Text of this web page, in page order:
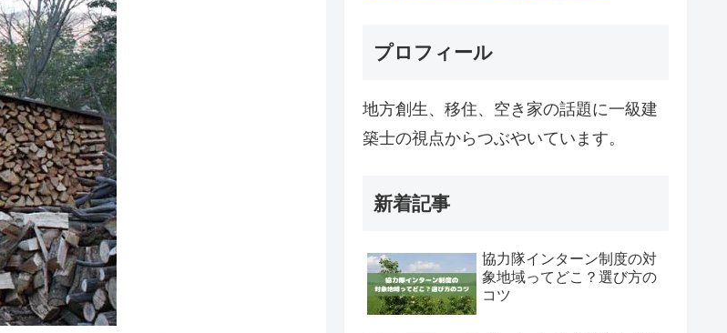
プロフィール
地方創生、移住、空き家の話題に一級建
築士の視点からつぶやいています。
新着記事
協力隊インターン制度の対
象地域ってどこ？選び方の
コツ